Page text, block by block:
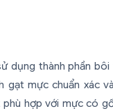
dụng thành phần
gạt mực chuẩn xác
hợp với mực có